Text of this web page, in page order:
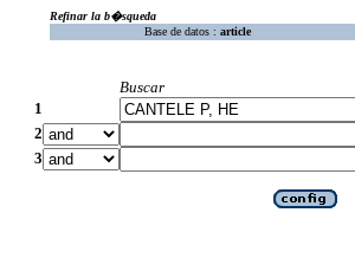
Refinar la b�squeda
Base de datos : article
Buscar
1
2
3